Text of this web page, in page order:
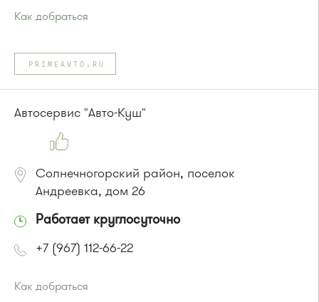
Как добраться
Автобусы № 357, 374, 495, 497.
Маршрутка № 495, 497
или до остановки"Андреевка":
Маршрутка № 495, 497
PRIMEAVTO.RU
Автосервис "Авто-Куш"
Солнечногорский район, поселок
Андреевка, дом 26
Работает круглосуточно
+7 (967) 112-66-22
Как добраться